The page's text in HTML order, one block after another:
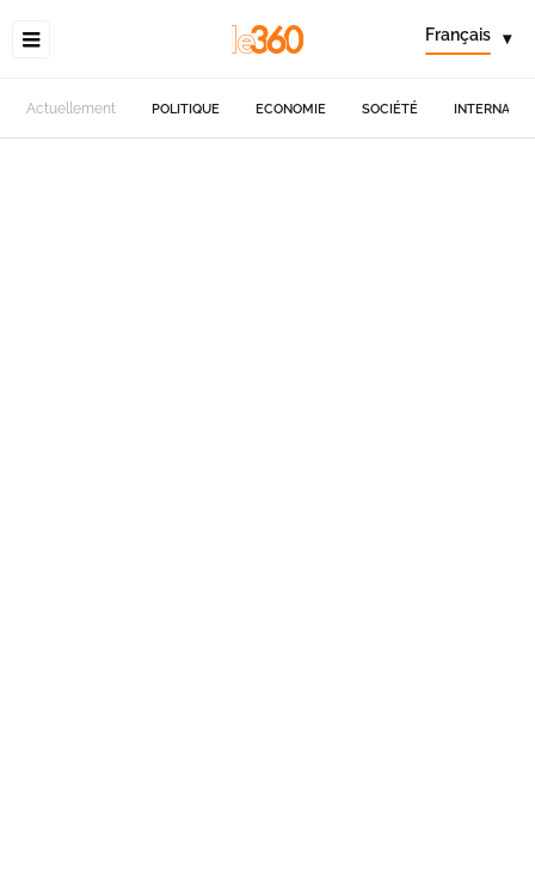
Français ▾
Actuellement POLITIQUE ECONOMIE SOCIÉTÉ